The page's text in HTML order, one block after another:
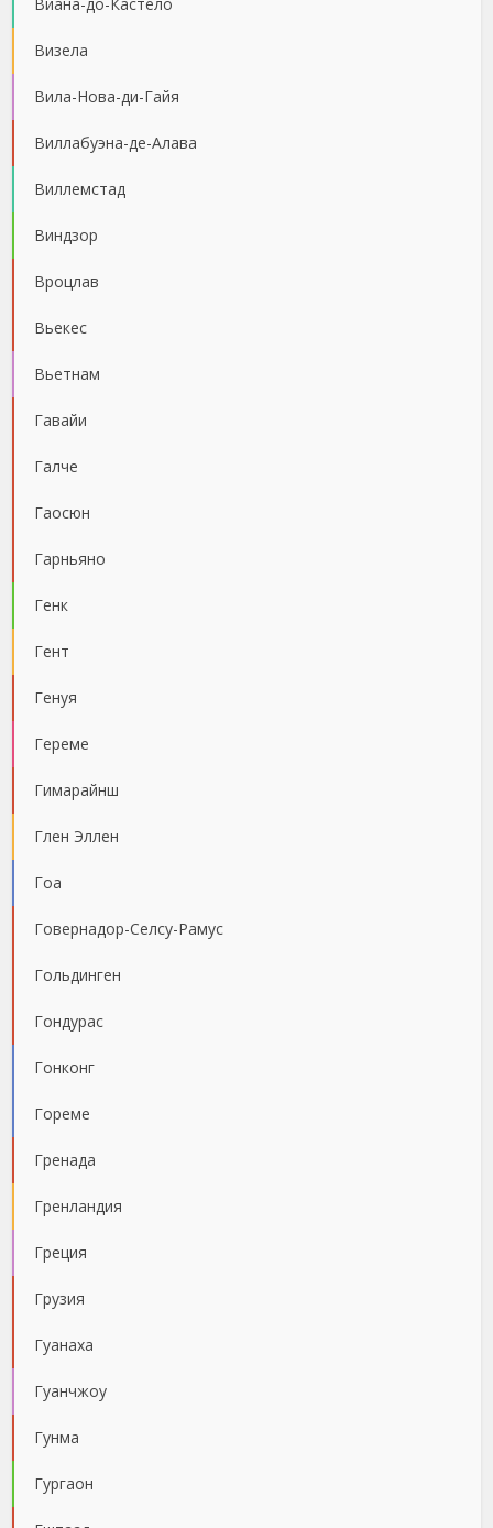
Визела
Вила-Нова-ди-Гайя
Виллабуэна-де-Алава
Виллемстад
Виндзор
Вроцлав
Вьекес
Вьетнам
Гавайи
Галче
Гаосюн
Гарньяно
Генк
Гент
Генуя
Гереме
Гимарайнш
Глен Эллен
Гоа
Говернадор-Селсу-Рамус
Гольдинген
Гондурас
Гонконг
Гореме
Гренада
Гренландия
Греция
Грузия
Гуанаха
Гуанчжоу
Гунма
Гургаон